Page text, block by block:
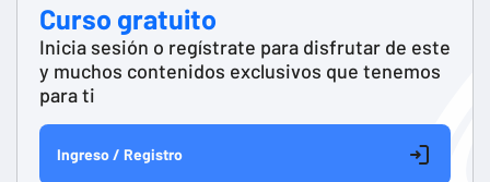
Curso gratuito
Inicia sesión o regístrate para disfrutar de este
y muchos contenidos exclusivos que tenemos
para ti
Ingreso / Registro